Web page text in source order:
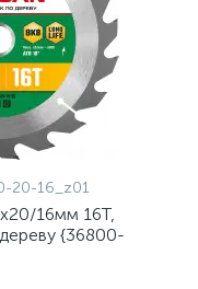
20-16_z01
16мм 16Т,
{36800-